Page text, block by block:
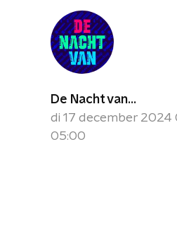
De Nacht van...
di 17 december 2024
05:00